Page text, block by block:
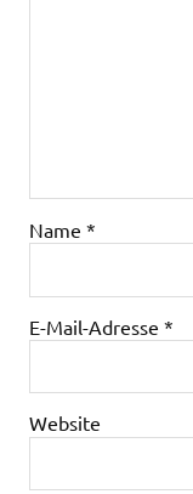
Name *
E-Mail-Adresse *
Website